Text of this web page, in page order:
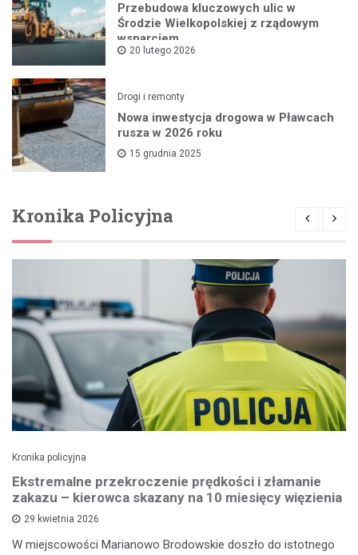
Przebudowa kluczowych ulic w
Środzie Wielkopolskiej z rządowym
wsparciem
20 lutego 2026
Drogi i remonty
Nowa inwestycja drogowa w Pławcach
rusza w 2026 roku
15 grudnia 2025
Kronika Policyjna
Kronika policyjna
Ekstremalne przekroczenie prędkości i złamanie
zakazu – kierowca skazany na 10 miesięcy więzienia
29 kwietnia 2026
W miejscowości Marianowo Brodowskie doszło do istotnego